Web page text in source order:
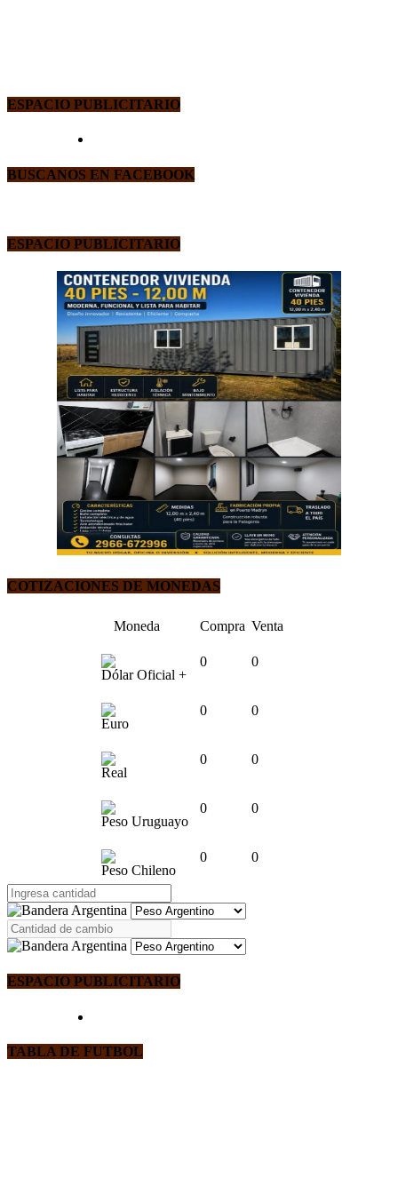
ESPACIO PUBLICITARIO
BUSCANOS EN FACEBOOK
ESPACIO PUBLICITARIO
COTIZACIONES DE MONEDAS
Moneda Compra Venta
Dólar Oficial +
0 0
Euro
0 0
Real
0 0
Peso Uruguayo
0 0
Peso Chileno
0 0
ESPACIO PUBLICITARIO
TABLA DE FUTBOL